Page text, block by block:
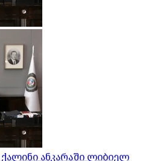
ანკარაში ლიბიელ